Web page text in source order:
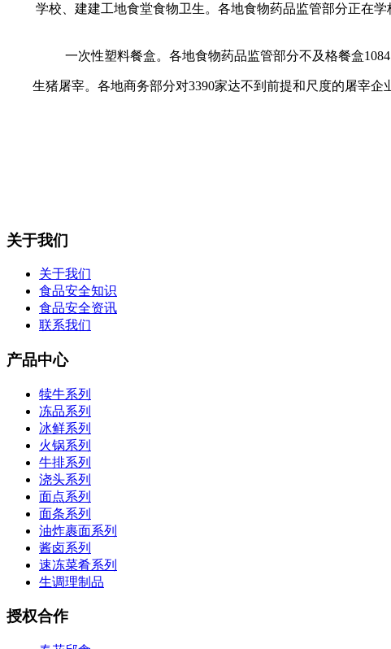
学校、建建工地食堂食物卫生。各地食物药品监管部分正在学
一次性塑料餐盒。各地食物药品监管部分不及格餐盒1084
生猪屠宰。各地商务部分对3390家达不到前提和尺度的屠宰企
关于我们
关于我们
食品安全知识
食品安全资讯
联系我们
产品中心
犊牛系列
冻品系列
冰鲜系列
火锅系列
牛排系列
浇头系列
面点系列
面条系列
油炸裹面系列
酱卤系列
速冻菜肴系列
生调理制品
授权合作